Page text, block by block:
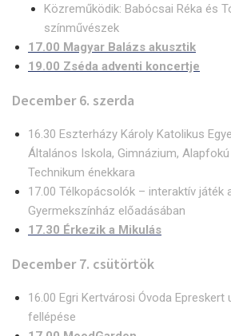
Közreműködik: Babócsai Réka és
színművészek
17.00 Magyar Balázs akusztik
19.00 Zséda adventi koncertje
December 6. szerda
16.30 Eszterházy Károly Katolikus
Általános Iskola, Gimnázium,
Technikum énekkara
17.00 Télkopácsolók – interaktív játék
Gyermekszínház előadásában
17.30 Érkezik a Mikulás
December 7. csütörtök
16.00 Egri Kertvárosi Óvoda Epreskert
fellépése